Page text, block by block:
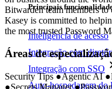
Principais
Inteligência de acesso
Integração com
Integração com SSO
Auto-hospedagem do
Bitwarden team members to
Kasey is committed to
the most trusted Password
Áreas de
Security Tips ●Agentic AI ●
●Secrets Manager ●